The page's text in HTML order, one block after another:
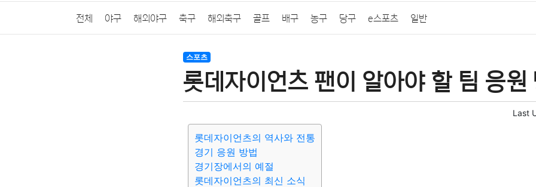
전체 야구 해외야구 축구 해외축구 골프 배구 농구 당구 e스포츠 일반
스포츠
롯데자이언츠 팬이 알아야 할 팀 응원
Last
롯데자이언츠의 역사와 전통
경기 응원 방법
경기장에서의 예절
롯데자이언츠의 최신 소식